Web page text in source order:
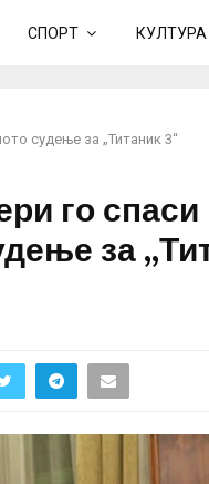
СПОРТ КУЛТУРА
судење за „Титаник 3“
го спаси
за